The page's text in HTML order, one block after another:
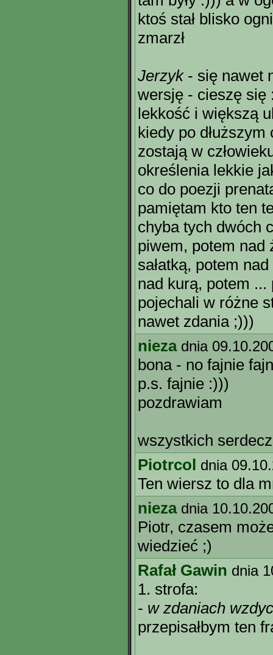
ktoś stał blisko
zmarzł
Jerzyk - się nawet
wersję - cieszę się
lekkość i większą
kiedy po
zostają w
określenia lekkie
co do poezji
pamiętam kto ten
chyba tych dwóch
piwem, potem nad
sałatką, potem
nad kurą, potem ...
pojechali w różne
nawet zdania ;)))
nieza dnia
bona - no fajnie
p.s. fajnie :)))
pozdrawiam
wszystkich
Piotrcol dnia
Ten wiersz to dla
nieza dnia
Piotr, czasem
wiedzieć ;)
Rafał Gawin dnia
1. strofa:
- w zdaniach
przepisałbym ten